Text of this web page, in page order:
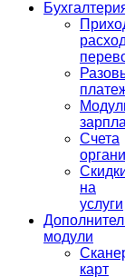
Счета
на
услуги
модули
карт